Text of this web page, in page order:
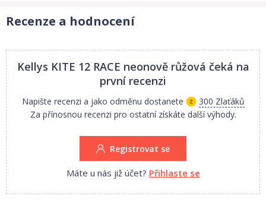
evropské normy EN-71.Technický popis:
lehký hliníkový rám
integrované stupačky na rámu
výškově nastavitelné sedlo od 350 mm do 400 mm
výškově nastavitelná řidítka od 490 mm do 540 mm
řídítka - délka 400 mm, průměr 22,2 mm
nafukovací 12 palcová kola s hustším dezénem
ocelová ložiska v kolech
ocelový náboj
ráfky: hliníkové
špice: ocelové
hlavové složení: s ocelovými ložisky
Recenze a hodnocení
Kellys KITE 12 RACE neonově růžová čeká na
první recenzi
Napište recenzi a jako odměnu dostanete
300 Zlaťáků
Za přínosnou recenzi pro ostatní získáte další výhody.
Registrovat se
Máte u nás již účet? Přihlaste se